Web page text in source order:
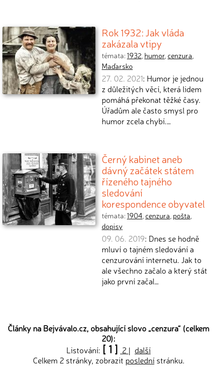
Rok 1932: Jak vláda
zakázala vtipy
témata:1932, humor,cenzura,
Maďarsko
27. 02. 2021: Humor je jednou
z důležitých věcí, která lidem
pomáhá překonat těžké časy.
Úřadům ale často smysl pro
humor zcela chybí.…
Černý kabinet aneb
dávný začátek státem
řízeného tajného
sledování
korespondence obyvatel
témata:1904,cenzura, pošta,
dopisy
09. 06. 2019: Dnes se hodně
mluví o tajném sledování a
cenzurování internetu. Jak to
ale všechno začalo a který stát
jako první začal…
Články na Bejvávalo.cz, obsahující slovo „cenzura“ (celkem
20):
Listování: [ 1 ] 2 | další
Celkem 2 stránky, zobrazit poslednístránku.